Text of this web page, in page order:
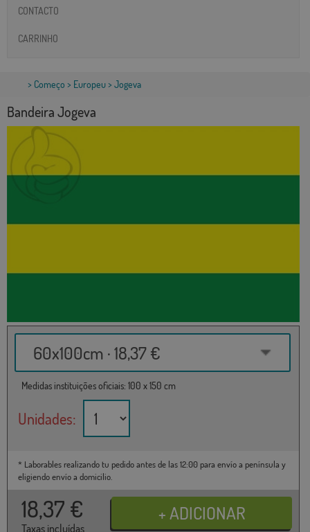
CONTACTO
CARRINHO
> Começo > Europeu> Jogeva
Bandeira Jogeva
60x100cm · 18,37 €
Medidas instituições oficiais: 100 x 150 cm
Unidades:
* Laborables realizando tu pedido antes de las 12:00 para envío a península y
eligiendo envío a domicilio.
18,37 €
Taxas incluídas